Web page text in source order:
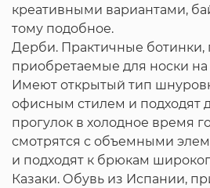
креативными вариантами,
тому подобное.
Дерби. Практичные
приобретаемые для носки
Имеют открытый тип
офисным стилем и подходят
прогулок в холодное время
смотрятся с объемными
и подходят к брюкам
Казаки. Обувь из Испании,